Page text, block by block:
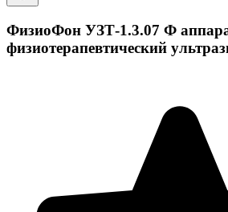
ФизиоФон УЗТ-1.3.07 Ф
физиотерапевтический